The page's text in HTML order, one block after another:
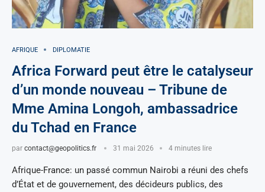
AFRIQUE DIPLOMATIE
Africa Forward peut être le catalyseur
d’un monde nouveau – Tribune de
Mme Amina Longoh, ambassadrice
du Tchad en France
par contact@geopolitics.fr 31 mai 2026 4 minutes lire
Afrique-France: un passé commun Nairobi a réuni des chefs
d’État et de gouvernement, des décideurs publics, des